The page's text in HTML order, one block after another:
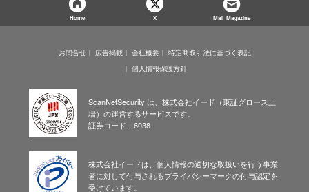
Home X Mail Magazine
お問合せ 広告掲載 会社概要
特定商取引法に基づく表記
個人情報保護方針
ScanNetSecurity は、株式会社イード（東証グロース上
場）の運営するサービスです。
証券コード：6038
株式会社イードは、個人情報の適切な取扱いを行う事業
者に対して付与されるプライバシーマークの付与認定を
受けています。